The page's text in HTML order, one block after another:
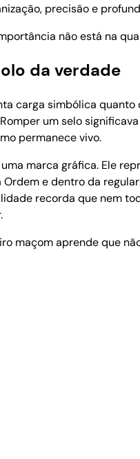
precisão e
não está na
da verdade
carga simbólica
um selo
permanece vivo.
uma marca gráfica. Ele
e dentro da
recorda que nem
maçom aprende que